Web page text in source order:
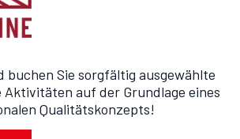
buchen Sie sorgfältig ausgewählte
auf der Grundlage eines
Qualitätskonzepts!